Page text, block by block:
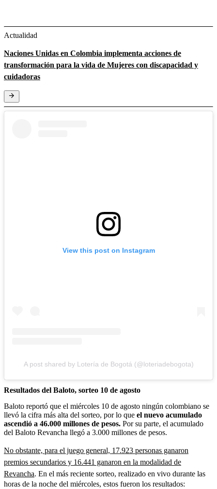
Actualidad
Naciones Unidas en Colombia implementa acciones de
transformación para la vida de Mujeres con discapacidad y
cuidadoras
View this post on Instagram
A post shared by Lotería de Bogotá (@loteriadebogota)
Resultados del Baloto, sorteo 10 de agosto
Baloto reportó que el miércoles 10 de agosto ningún colombiano se
llevó la cifra más alta del sorteo, por lo que el nuevo acumulado
ascendió a 46.000 millones de pesos. Por su parte, el acumulado
del Baloto Revancha llegó a 3.000 millones de pesos.
No obstante, para el juego general, 17.923 personas ganaron
premios secundarios y 16.441 ganaron en la modalidad de
Revancha. En el más reciente sorteo, realizado en vivo durante las
horas de la noche del miércoles, estos fueron los resultados: